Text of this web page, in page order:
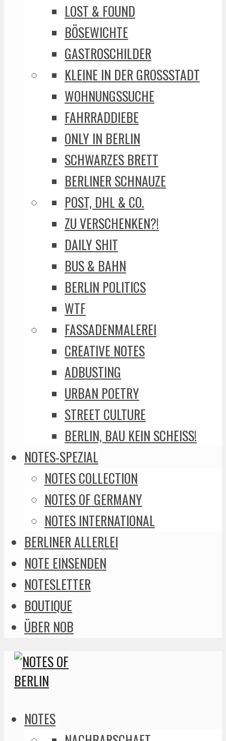
LOST & FOUND
BÖSEWICHTE
GASTROSCHILDER
KLEINE IN DER GROSSSTADT
WOHNUNGSSUCHE
FAHRRADDIEBE
ONLY IN BERLIN
SCHWARZES BRETT
BERLINER SCHNAUZE
POST, DHL & CO.
ZU VERSCHENKEN?!
DAILY SHIT
BUS & BAHN
BERLIN POLITICS
WTF
FASSADENMALEREI
CREATIVE NOTES
ADBUSTING
URBAN POETRY
STREET CULTURE
BERLIN, BAU KEIN SCHEISS!
NOTES-SPEZIAL
NOTES COLLECTION
NOTES OF GERMANY
NOTES INTERNATIONAL
BERLINER ALLERLEI
NOTE EINSENDEN
NOTESLETTER
BOUTIQUE
ÜBER NOB
NOTES